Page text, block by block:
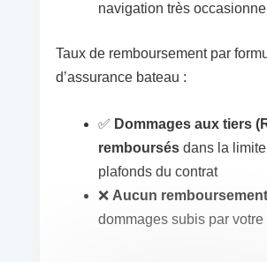
navigation très
Taux de remboursement par
d’assurance bateau :
✅ Dommages aux tiers
remboursés dans la
plafonds du contrat
❌ Aucun remboursement
dommages subis par votre